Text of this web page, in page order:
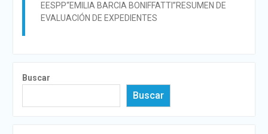
EESPP“EMILIA BARCIA BONIFFATTI”RESUMEN DE
EVALUACIÓN DE EXPEDIENTES
Buscar
Buscar